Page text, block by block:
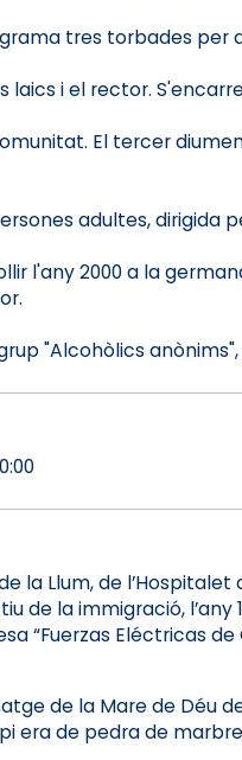
tres torbades
i el rector.
El tercer
adultes, dirigida
l'any 2000 a la
"Alcohòlics
la Llum, de
de la immigració,
“Fuerzas Eléctricas
de la Mare de Déu
era de pedra de